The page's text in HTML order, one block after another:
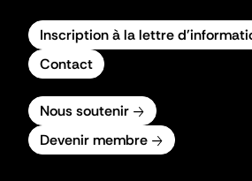
Inscription à la lettre
Contact
Nous soutenir
Devenir membre